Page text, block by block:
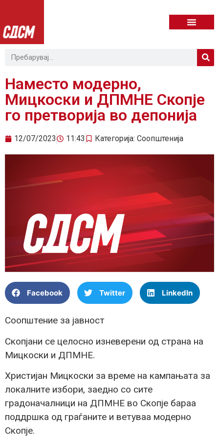
Наместо модерно,
Мицкоски и ДПМНЕ Скопје
го претворија во депонија
12/07/2023 11:43 Категорија: Соопштенија
Facebook Twitter LinkedIn
Соопштение за јавност
Скопјани се целосно изневерени од страна на
Мицкоски и ДПМНЕ.
Христијан Мицкоски за време на кампањата за
локалните избори, заедно со сите
градоначалници на ДПМНЕ во Скопје бараа
поддршка од граѓаните и ветуваа модерно
Скопје.